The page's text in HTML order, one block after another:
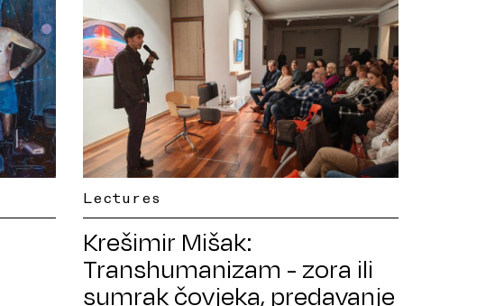
Lectures
Krešimir Mišak:
Transhumanizam - zora ili
sumrak čovjeka, predavanje